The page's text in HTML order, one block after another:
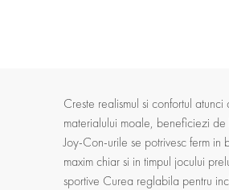
Creste realismul si confortul
materialului moale, beneficiezi
Joy-Con-urile se potrivesc ferm in
maxim chiar si in timpul jocului
sportive Curea reglabila pentru